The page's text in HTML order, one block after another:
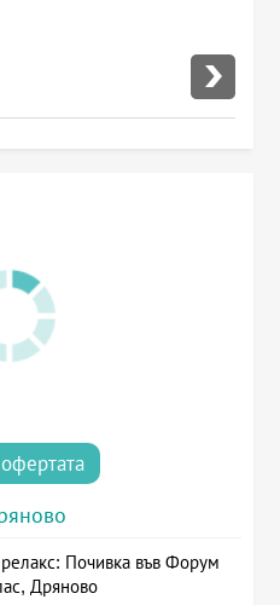
Почивка във Форум
Дряново